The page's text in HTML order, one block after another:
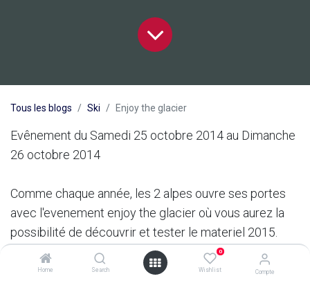
Home Search
0
Wishlist Compte
Tous les blogs Ski Enjoy the glacier
Evênement du Samedi 25 octobre 2014 au Dimanche
26 octobre 2014
Comme chaque année, les 2 alpes ouvre ses portes
avec l'evenement enjoy the glacier où vous aurez la
possibilité de découvrir et tester le materiel 2015.
alors à vos chaussures!!!